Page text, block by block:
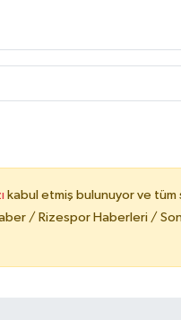
kabul etmiş bulunuyor ve tüm
/ Rizespor Haberleri /